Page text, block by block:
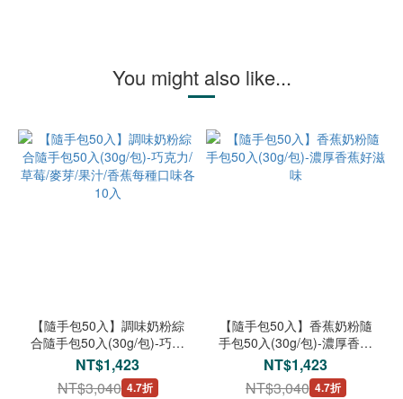
You might also like...
【隨手包50入】調味奶粉綜
合隨手包50入(30g/包)-巧克
力/草莓/麥芽/果汁/香蕉每種
口味各10入
NT$1,423
NT$3,040 4.7折
【隨手包50入】香蕉奶粉隨
手包50入(30g/包)-濃厚香蕉
好滋味
NT$1,423
NT$3,040 4.7折